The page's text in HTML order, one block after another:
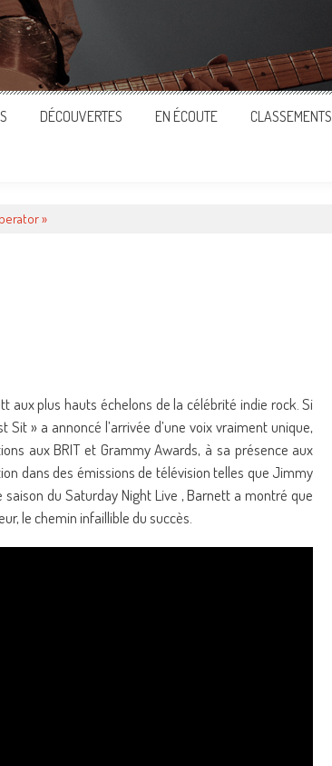
DÉCOUVERTES EN ÉCOUTE CLASSEMENTS
»
aux plus hauts échelons de la célébrité indie rock. Si
» a annoncé l’arrivée d’une voix vraiment unique,
aux BRIT et Grammy Awards, à sa présence aux
dans des émissions de télévision telles que Jimmy
du Saturday Night Live , Barnett a montré que
le chemin infaillible du succès.